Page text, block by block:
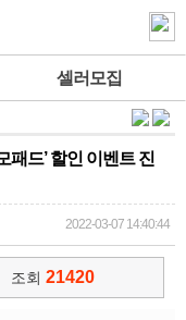
셀러모집
패드’ 할인 이벤트 진
2022-03-07 14:40:44
조회 21420